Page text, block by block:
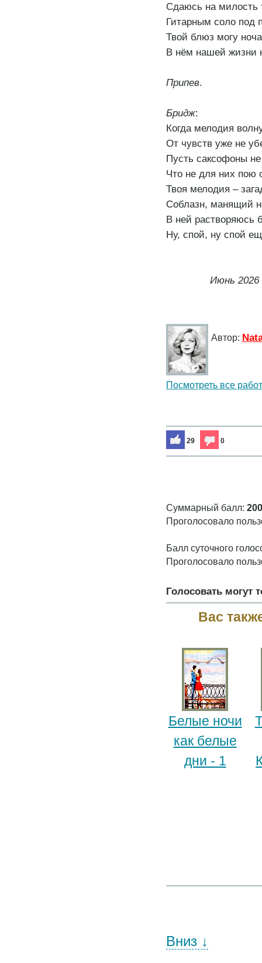
Сдаюсь на
Гитарным соло под
Твой блюз могу
В нём нашей жизни
Припев.
Бридж:
Когда мелодия
От чувств уже не
Пусть саксофоны
Что не для них пою
Твоя мелодия –
Соблазн, манящий
В ней растворяюсь
Ну, спой, ну спой
Июнь 2026
Автор:
Посмотреть все
29 0
Суммарный балл: 200
Проголосовало
Балл суточного
Проголосовало
Голосовать могут
Вас
Белые ночи
как белые
дни - 1
Вниз ↓